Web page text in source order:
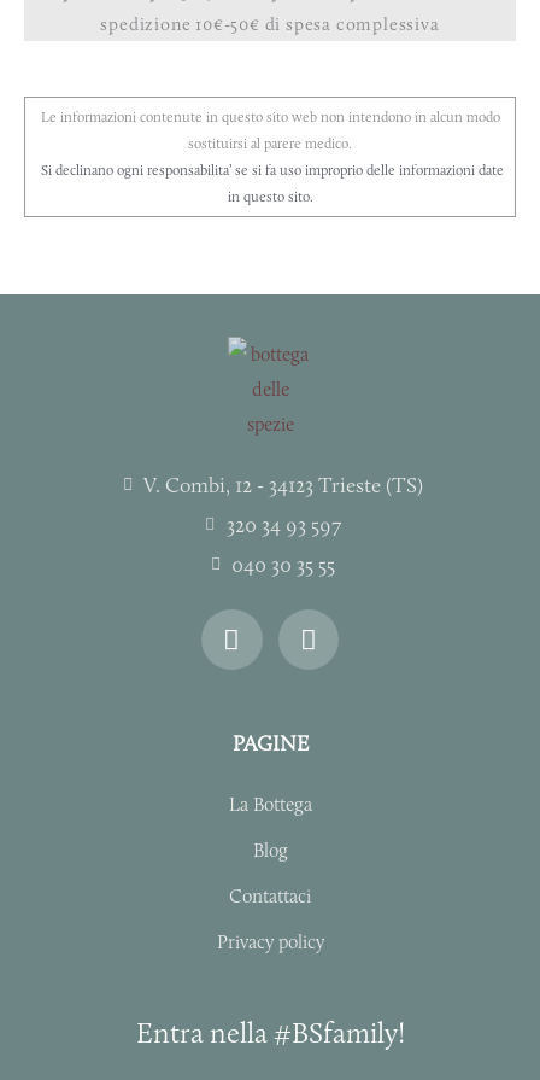
spedizione 10€-50€ di spesa complessiva
Le informazioni contenute in questo sito web non intendono in alcun modo
sostituirsi al parere medico.
Si declinano ogni responsabilita’ se si fa uso improprio delle informazioni date
in questo sito.
V. Combi, 12 - 34123 Trieste (TS)
320 34 93 597
040 30 35 55
I
n
s
a
g
a
F
a
c
b
o
k
PAGINE
La Bottega
Blog
Contattaci
Privacy policy
Entra nella #BSfamily!